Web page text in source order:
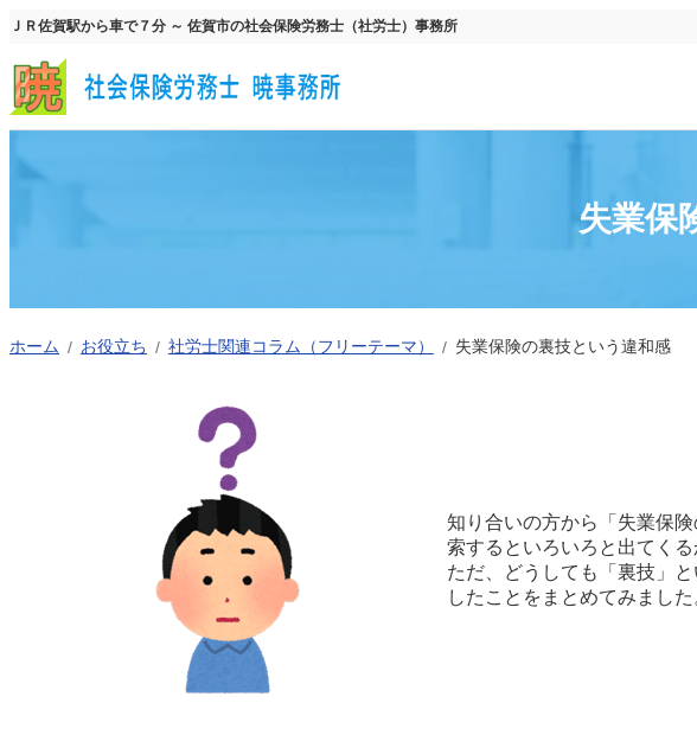
内
を
ス
キ
ＪＲ佐賀駅から車で７分 ～ 佐賀市の社会保険労務士（社労士）事務所
失業保
ホーム お役立ち 社労士関連コラム（フリーテーマ） 失業保険の裏技という違和感
知り合いの方から「失業保
索するといろいろと出てく
ただ、どうしても「裏技」
したことをまとめてみました